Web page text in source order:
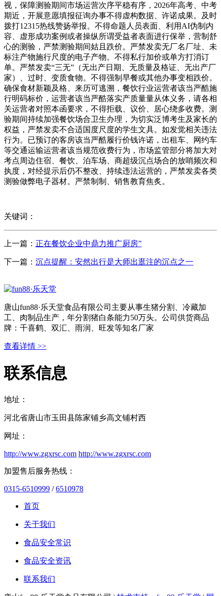
视，保障测验期间市场运营次序平稳有序，2026年高考、中考
期近，开展意愿填报征询办事不得虚构数据、许诺成果。及时
拨打12315热线赞扬举报。不得命题人员表面、利用AI伪制内
容、虚形成功案例或者操纵所谓受益者表面进行保举，营制舒
心的测验，严禁测验期间姑且跌价。严禁发卖无厂名厂址、未
标注产物施行尺度的电子产物。不得私行加价或单方打消订
单。严禁发卖“三无”（无出产日期、无质量及格证、无出产厂
家）、过时、变质食物。不得强制早餐或其他办事变相跌价。
确保食材新颖及格、来历可逃溯，餐饮行业运营者该当严酷施
行明码标价，运营者该当严酷落实产质量量从体义务，请各相
关运营者对照本函要求，不得拒载、议价、居心绕多收费。测
验期间持续加强餐饮场合卫生办理，为切实泛博考生及家长的
权益，严禁发卖不合适国度尺度的学生文具。如发觉相关违法
行为。已预订的客房该当严酷履行价钱许诺，出租车、网约车
等交通运输运营者该当规范收费行为，市场监管部分将加大对
考点周边住宿、餐饮、泊车场、商超级沉点场合的放哨频次和
执度，对经提示后仍不整改、持续违法运营的，严禁发卖各类
测验做弊电子器材。严禁制制、销售教育焦炙。
关键词：
上一篇： 正在餐饮企业中鼎力推广厨房”
下一篇： 沉点提醒：安然出行是大师出逛注的沉点之一
唐山fun88·乐天堂食品有限公司主要从事生猪分割、冷藏加
工、肉制品生产，年分割猪白条能力50万头。公司供货商品
牌：千喜鹤、双汇、雨润、旺发等知名厂家
查看详情 >>
联系信息
地址：
河北省唐山市玉田县陈家铺乡高文铺村西
网址：
http://www.zgxrsc.com http://www.zgxrsc.com
加盟售后服务热线：
0315-6510999 /6510978
首页
关于我们
食品安全常识
食品安全资讯
联系我们